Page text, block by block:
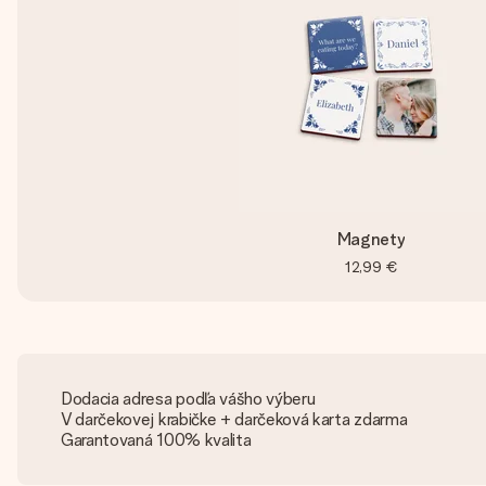
Magnety
12,99 €
Dodacia adresa podľa vášho výberu
V darčekovej krabičke + darčeková karta zdarma
Garantovaná 100% kvalita